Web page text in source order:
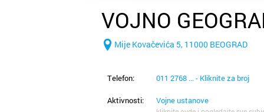
VOJNO
Mije Kovačevića 5, 11000 BEOGRAD
Telefon: 011 2768 ... - Kliknite za broj
Aktivnosti: Vojne ustanove